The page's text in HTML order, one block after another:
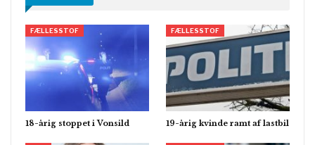
FÆLLESSTOF
18-årig stoppet i Vonsild
FÆLLESSTOF
19-årig kvinde ramt af lastbil